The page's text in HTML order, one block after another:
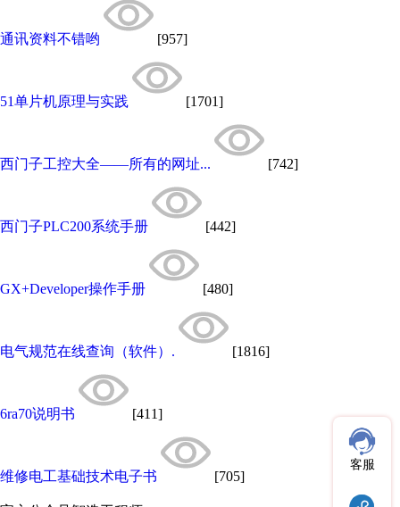
通讯资料不错哟 [957]
51单片机原理与实践 [1701]
西门子工控大全——所有的网址... [742]
西门子PLC200系统手册 [442]
GX+Developer操作手册 [480]
电气规范在线查询（软件）. [1816]
6ra70说明书 [411]
维修电工基础技术电子书 [705]
客服